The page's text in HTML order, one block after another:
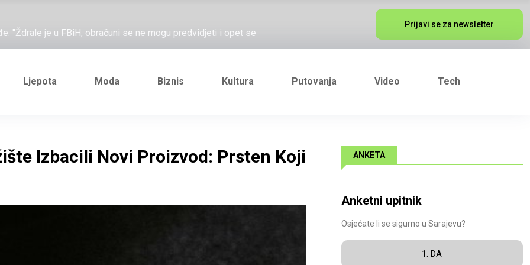
"Ždrale je u FBiH, obračuni se ne mogu predvidjeti i opet se
Željezničarov Karamarko
je general Izet Nanić, pogibijom je probio blokadu koja je
Željezničarov Karamarko
Prijavi se za newsletter
Ljepota Moda Biznis Kultura Putovanja Video Tech
Izbacili Novi Proizvod: Prsten Koji
ANKETA
Anketni upitnik
Osjećate li se sigurno u Sarajevu?
1. DA